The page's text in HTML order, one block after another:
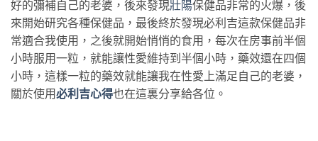
好的彌補自己的老婆，後來發現壯陽保健品非常的火爆，後
來開始研究各種保健品，最後終於發現必利吉這款保健品非
常適合我使用，之後就開始悄悄的食用，每次在房事前半個
小時服用一粒，就能讓性愛維持到半個小時，藥效還在四個
小時，這樣一粒的藥效就能讓我在性愛上滿足自己的老婆，
關於使用必利吉心得也在這裏分享給各位。